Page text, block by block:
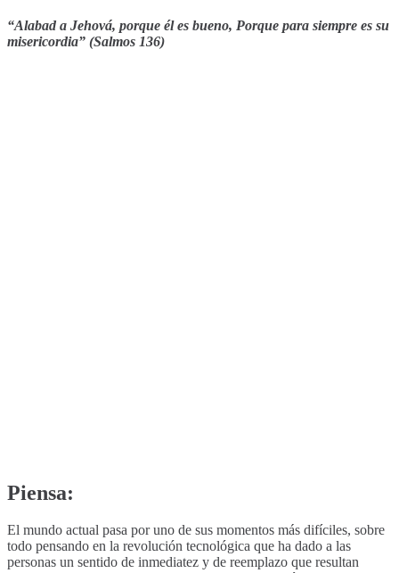
“Alabad a Jehová, porque él es bueno, Porque para siempre es su
misericordia” (Salmos 136)
Piensa:
El mundo actual pasa por uno de sus momentos más difíciles, sobre
todo pensando en la revolución tecnológica que ha dado a las
personas un sentido de inmediatez y de reemplazo que resultan